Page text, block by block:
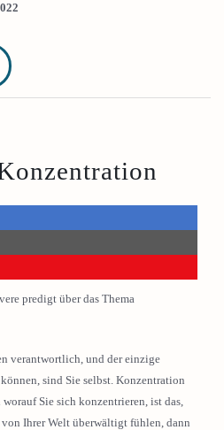
predigt über das Thema
verantwortlich, und der einzige
sind Sie selbst. Konzentration
Sie sich konzentrieren, ist das,
von Ihrer Welt überwältigt fühlen, dann